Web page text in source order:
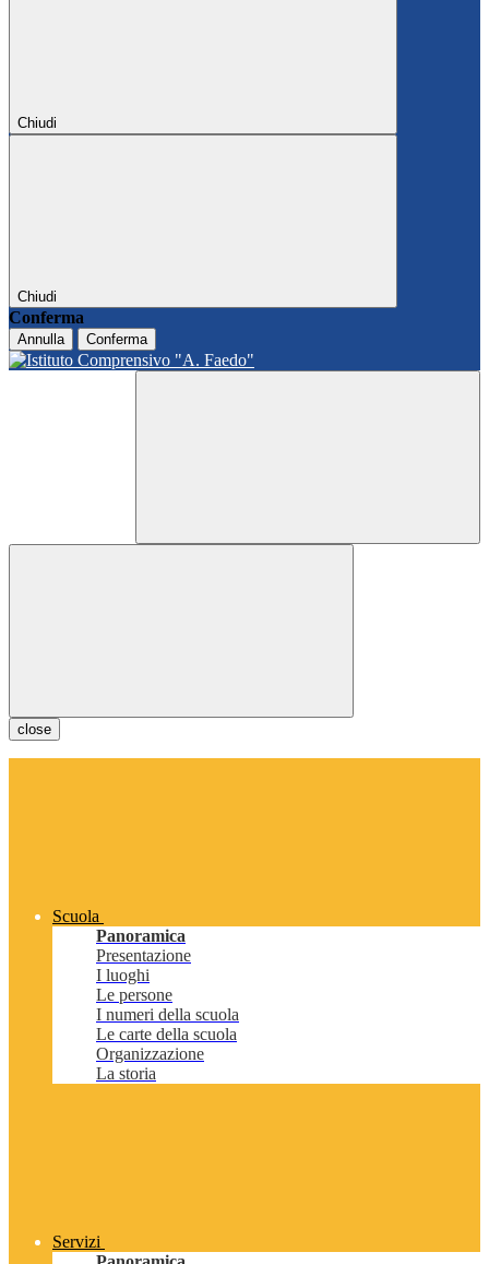
Chiudi
Chiudi
Conferma
Annulla Conferma
close
Scuola
Panoramica
Presentazione
I luoghi
Le persone
I numeri della scuola
Le carte della scuola
Organizzazione
La storia
Servizi